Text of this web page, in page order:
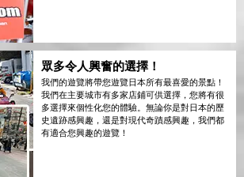
眾多令人興奮的選擇！
我們的遊覽將帶您遊覽日本所有最喜愛的景點！
我們在主要城市有多家店鋪可供選擇，您將有很
多選擇來個性化您的體驗。無論你是對日本的歷
史遺跡感興趣，還是對現代奇蹟感興趣，我們都
有適合您興趣的遊覽！